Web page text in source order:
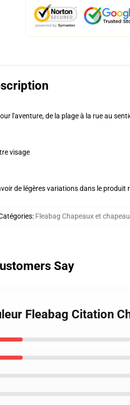
l'aventure, de la plage à la rue au
visage
de légères variations dans le produit
: Fleabag Chapeaux et
Say
Fleabag Citation